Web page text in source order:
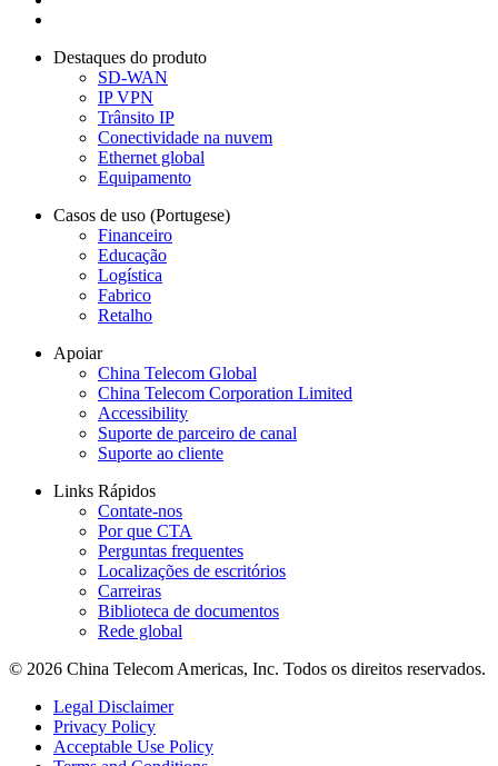
Destaques do produto
SD-WAN
IP VPN
Trânsito IP
Conectividade na nuvem
Ethernet global
Equipamento
Casos de uso (Portugese)
Financeiro
Educação
Logística
Fabrico
Retalho
Apoiar
China Telecom Global
China Telecom Corporation Limited
Accessibility
Suporte de parceiro de canal
Suporte ao cliente
Links Rápidos
Contate-nos
Por que CTA
Perguntas frequentes
Localizações de escritórios
Carreiras
Biblioteca de documentos
Rede global
© 2026 China Telecom Americas, Inc. Todos os direitos reservados.
Legal Disclaimer
Privacy Policy
Acceptable Use Policy